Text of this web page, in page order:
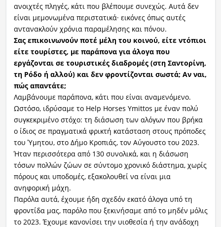
ανοιχτές πληγές, κάτι που βλέπουμε συνεχώς. Αυτά δεν
είναι μεμονωμένα περιστατικά· εικόνες όπως αυτές
αντανακλούν χρόνια παραμέλησης και πόνου.
Σας επικοινωνούν ποτέ μέλη του κοινού, είτε ντόπιοι
είτε τουρίστες, με παράπονα για άλογα που
εργάζονται σε τουριστικές διαδρομές (στη Σαντορίνη,
τη Ρόδο ή αλλού) και δεν φροντίζονται σωστά; Αν ναι,
πώς απαντάτε;
Λαμβάνουμε παράπονα, κάτι που είναι αναμενόμενο.
Ωστόσο, ιδρύσαμε το Help Horses Ymittos με έναν πολύ
συγκεκριμένο στόχο: τη διάσωση των αλόγων που βρήκα
ο ίδιος σε πραγματικά φρικτή κατάσταση στους πρόποδες
του Ύμητου, στο Δήμο Κροπιάς, τον Αύγουστο του 2023.
Ήταν περισσότερα από 130 συνολικά, και η διάσωση
τόσων πολλών ζώων σε σύντομο χρονικό διάστημα, χωρίς
πόρους και υποδομές, εξακολουθεί να είναι μια
ανηφορική μάχη.
Παρόλα αυτά, έχουμε ήδη σχεδόν εκατό άλογα υπό τη
φροντίδα μας, παρόλο που ξεκινήσαμε από το μηδέν μόλις
το 2023. Έχουμε κανονίσει την υιοθεσία ή την ανάδοχη